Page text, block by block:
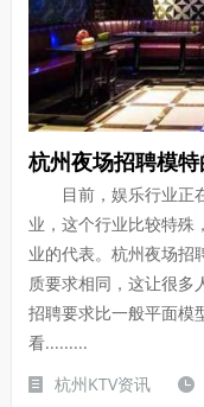
杭州夜场招聘模
目前，娱乐行业正
业，这个行业比较特殊
业的代表。杭州夜场招
质要求相同，这让很多
招聘要求比一般平面模
看.........
杭州KTV资讯